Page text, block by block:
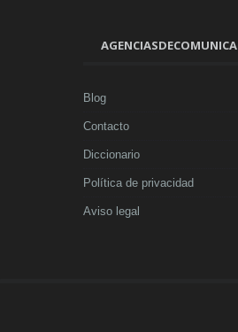
Blog
Contacto
Diccionario
Política de privacidad
Aviso legal